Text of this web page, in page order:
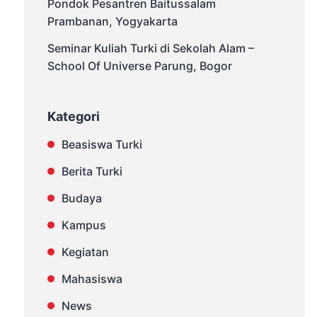
Pondok Pesantren Baitussalam
Prambanan, Yogyakarta
Seminar Kuliah Turki di Sekolah Alam –
School Of Universe Parung, Bogor
Kategori
Beasiswa Turki
Berita Turki
Budaya
Kampus
Kegiatan
Mahasiswa
News